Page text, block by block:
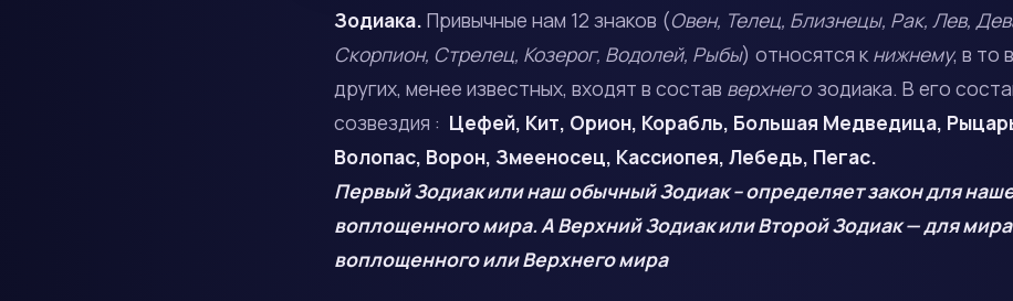
Зодиака. Привычные нам 12 знаков (Овен, Телец, Близнецы, Рак, Лев,
Скорпион, Стрелец, Козерог, Водолей, Рыбы) относятся к нижнему, в то
других, менее известных, входят в состав верхнего зодиака. В его
созвездия : Цефей, Кит, Орион, Корабль, Большая Медведица,
Волопас, Ворон, Змееносец, Кассиопея, Лебедь, Пегас.
Первый Зодиак или наш обычный Зодиак – определяет закон для
воплощенного мира. А Верхний Зодиак или Второй Зодиак — для
воплощенного или Верхнего мира